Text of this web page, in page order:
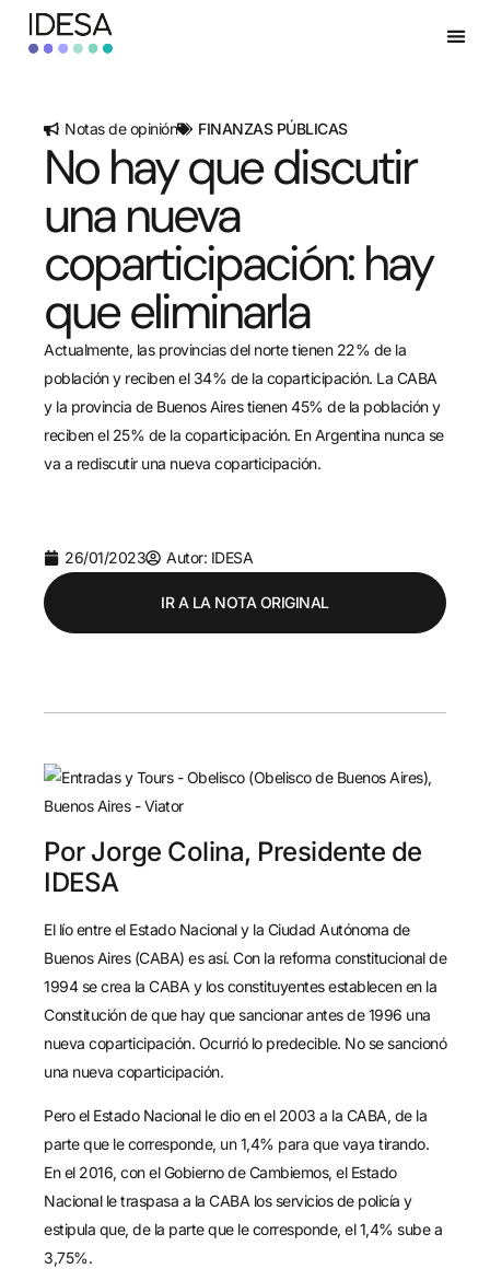
Notas de opinión FINANZAS PÚBLICAS
No hay que discutir
una nueva
coparticipación: hay
que eliminarla
Actualmente, las provincias del norte tienen 22% de la
población y reciben el 34% de la coparticipación. La CABA
y la provincia de Buenos Aires tienen 45% de la población y
reciben el 25% de la coparticipación. En Argentina nunca se
va a rediscutir una nueva coparticipación.
26/01/2023 Autor: IDESA
IR A LA NOTA ORIGINAL
Por Jorge Colina, Presidente de
IDESA
El lío entre el Estado Nacional y la Ciudad Autónoma de
Buenos Aires (CABA) es así. Con la reforma constitucional de
1994 se crea la CABA y los constituyentes establecen en la
Constitución de que hay que sancionar antes de 1996 una
nueva coparticipación. Ocurrió lo predecible. No se sancionó
una nueva coparticipación.
Pero el Estado Nacional le dio en el 2003 a la CABA, de la
parte que le corresponde, un 1,4% para que vaya tirando.
En el 2016, con el Gobierno de Cambiemos, el Estado
Nacional le traspasa a la CABA los servicios de policía y
estipula que, de la parte que le corresponde, el 1,4% sube a
3,75%.